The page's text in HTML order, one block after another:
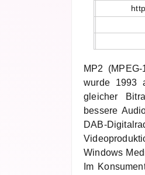
MP2
wurde 1993
gleicher
bessere
DAB-
Windows
Im